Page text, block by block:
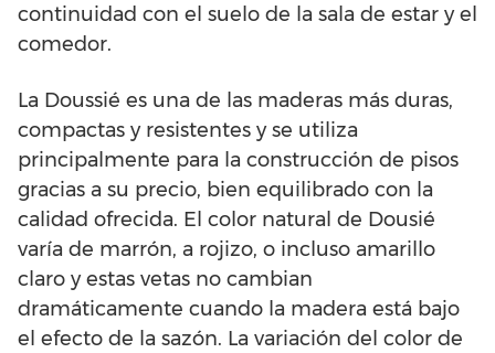
continuidad con el suelo de la sala de estar y el
comedor.
La Doussié es una de las maderas más duras,
compactas y resistentes y se utiliza
principalmente para la construcción de pisos
gracias a su precio, bien equilibrado con la
calidad ofrecida. El color natural de Dousié
varía de marrón, a rojizo, o incluso amarillo
claro y estas vetas no cambian
dramáticamente cuando la madera está bajo
el efecto de la sazón. La variación del color de